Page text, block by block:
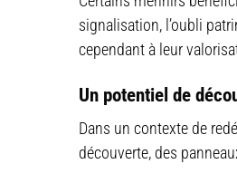
signalisation, l’oubli
cependant à leur
Un potentiel de
Dans un contexte de
découverte, des